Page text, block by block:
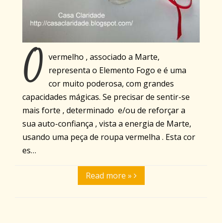
O vermelho , associado a Marte,
representa o Elemento Fogo e é uma
cor muito poderosa, com grandes
capacidades mágicas. Se precisar de sentir-se
mais forte , determinado e/ou de reforçar a
sua auto-confiança , vista a energia de Marte,
usando uma peça de roupa vermelha . Esta cor
es…
Read more »